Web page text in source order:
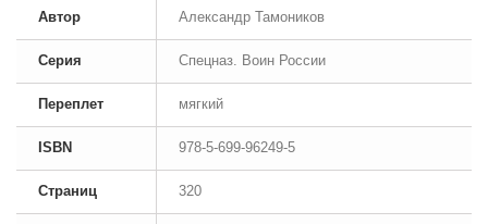
Автор Александр Тамоников
Серия Спецназ. Воин России
Переплет мягкий
ISBN 978-5-699-96249-5
Страниц 320